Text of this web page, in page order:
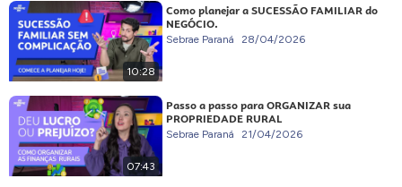
10:28
Como planejar a SUCESSÃO FAMILIAR do
NEGÓCIO.
Sebrae Paraná 28/04/2026
07:43
Passo a passo para ORGANIZAR sua
PROPRIEDADE RURAL
Sebrae Paraná 21/04/2026